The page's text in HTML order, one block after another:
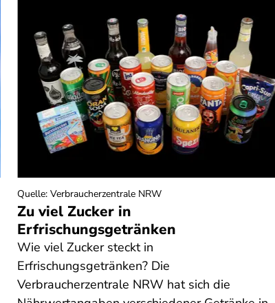
Zu viel Zucker in
Erfrischungsgetränken
Wie viel Zucker steckt in
Erfrischungsgetränken? Die
Verbraucherzentrale NRW hat sich die
Quelle: Verbraucherzentrale NRW